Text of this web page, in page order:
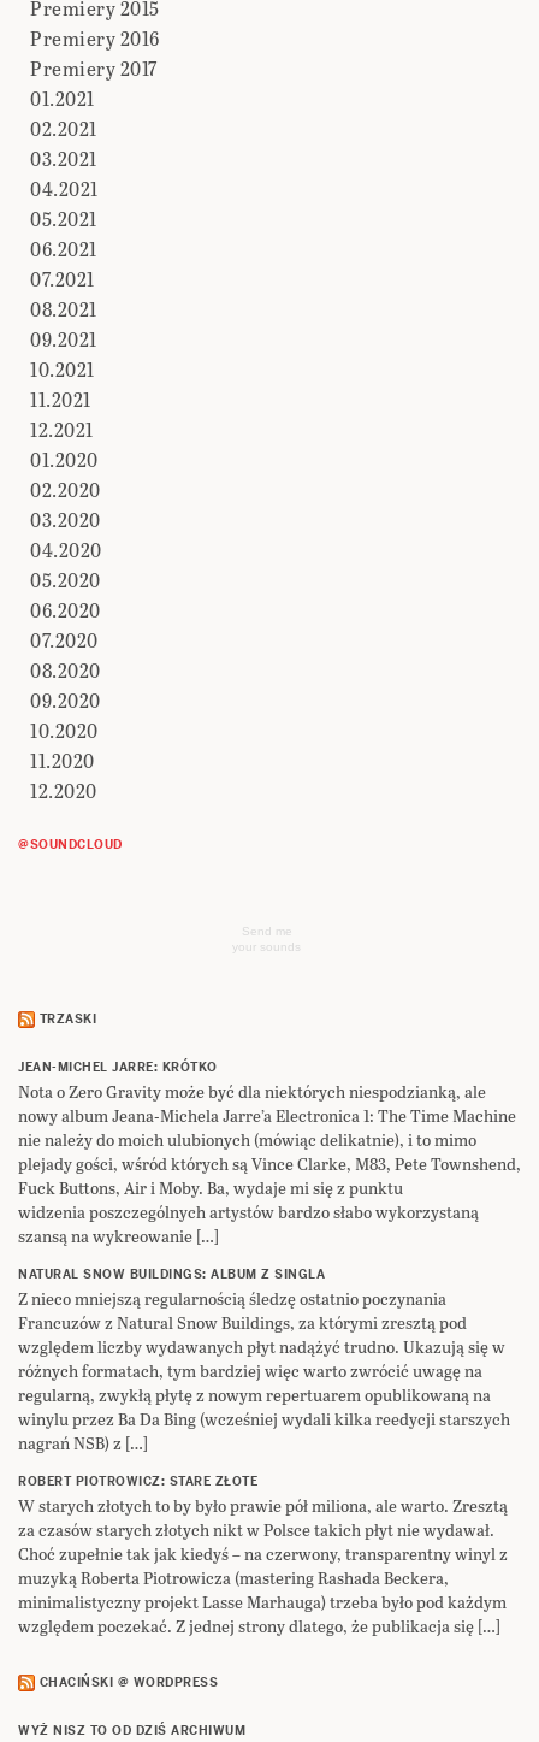
Premiery 2015
Premiery 2016
Premiery 2017
01.2021
02.2021
03.2021
04.2021
05.2021
06.2021
07.2021
08.2021
09.2021
10.2021
11.2021
12.2021
01.2020
02.2020
03.2020
04.2020
05.2020
06.2020
07.2020
08.2020
09.2020
10.2020
11.2020
12.2020
@SOUNDCLOUD
Send me
your sounds
TRZASKI
JEAN-MICHEL JARRE: KRÓTKO
Nota o Zero Gravity może być dla niektórych niespodzianką, ale
nowy album Jeana-Michela Jarre’a Electronica 1: The Time Machine
nie należy do moich ulubionych (mówiąc delikatnie), i to mimo
plejady gości, wśród których są Vince Clarke, M83, Pete Townshend,
Fuck Buttons, Air i Moby. Ba, wydaje mi się z punktu
widzenia poszczególnych artystów bardzo słabo wykorzystaną
szansą na wykreowanie […]
NATURAL SNOW BUILDINGS: ALBUM Z SINGLA
Z nieco mniejszą regularnością śledzę ostatnio poczynania
Francuzów z Natural Snow Buildings, za którymi zresztą pod
względem liczby wydawanych płyt nadążyć trudno. Ukazują się w
różnych formatach, tym bardziej więc warto zwrócić uwagę na
regularną, zwykłą płytę z nowym repertuarem opublikowaną na
winylu przez Ba Da Bing (wcześniej wydali kilka reedycji starszych
nagrań NSB) z […]
ROBERT PIOTROWICZ: STARE ZŁOTE
W starych złotych to by było prawie pół miliona, ale warto. Zresztą
za czasów starych złotych nikt w Polsce takich płyt nie wydawał.
Choć zupełnie tak jak kiedyś – na czerwony, transparentny winyl z
muzyką Roberta Piotrowicza (mastering Rashada Beckera,
minimalistyczny projekt Lasse Marhauga) trzeba było pod każdym
względem poczekać. Z jednej strony dlatego, że publikacja się […]
CHACIŃSKI @ WORDPRESS
WYŻ NISZ TO OD DZIŚ ARCHIWUM